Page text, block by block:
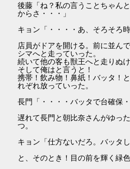
後藤「ね？私の言うことちゃん
からさ・・・」
キョン「・・・・あ、そろそろ時
店員がドアを開ける。前に並ん
シマへと走っていった。
続いて他の客も獣王へと走りぬけ
そして俺はと言うと！
携帯！飲み物！鼻紙！バッタ！
れぞれ放っていった。
長門「・・・・バッタで台確保
遅れて長門と朝比奈さんがゆっ
つ。
キョン「仕方ないだろ。バッタ
と、そのとき！目の前を輝く緑